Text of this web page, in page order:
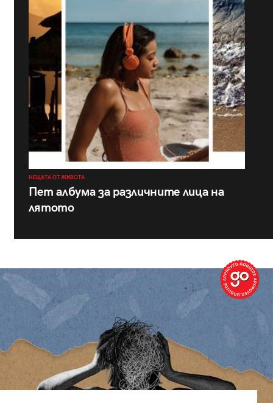
НЕЩАТА ОТ ЖИВОТА
Пет албума за различните лица на
лятото